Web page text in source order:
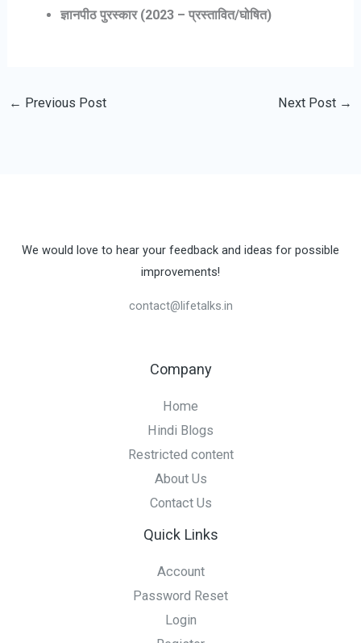
ज्ञानपीठ पुरस्कार (2023 – प्रस्तावित/घोषित)
← Previous Post Next Post →
We would love to hear your feedback and ideas for possible
improvements!
contact@lifetalks.in
Company
Home
Hindi Blogs
Restricted content
About Us
Contact Us
Quick Links
Account
Password Reset
Login